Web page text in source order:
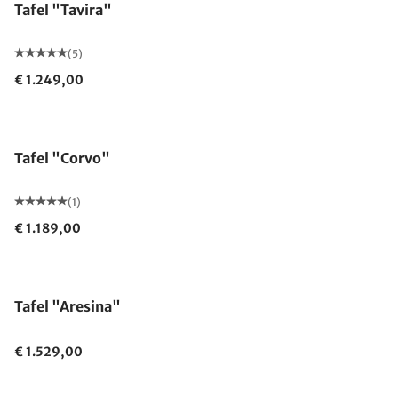
Tafel "Tavira"
(5)
€ 1.249,00
Tafel "Corvo"
(1)
€ 1.189,00
Tafel "Aresina"
€ 1.529,00